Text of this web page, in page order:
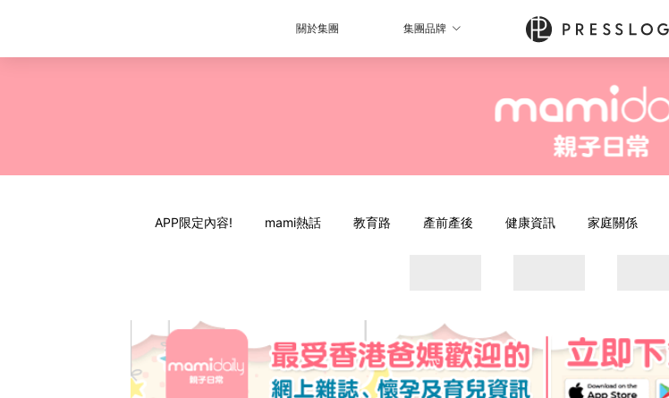
關於集團 集團品牌
APP限定內容! mami熱話 教育路 產前產後 健康資訊 家庭關係